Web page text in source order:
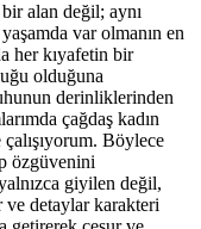
alan değil; aynı
var olmanın en
her kıyafetin bir
olduğuna
derinliklerinden
çağdaş kadın
Böylece
özgüvenini
giyilen değil,
ve detaylar karakteri